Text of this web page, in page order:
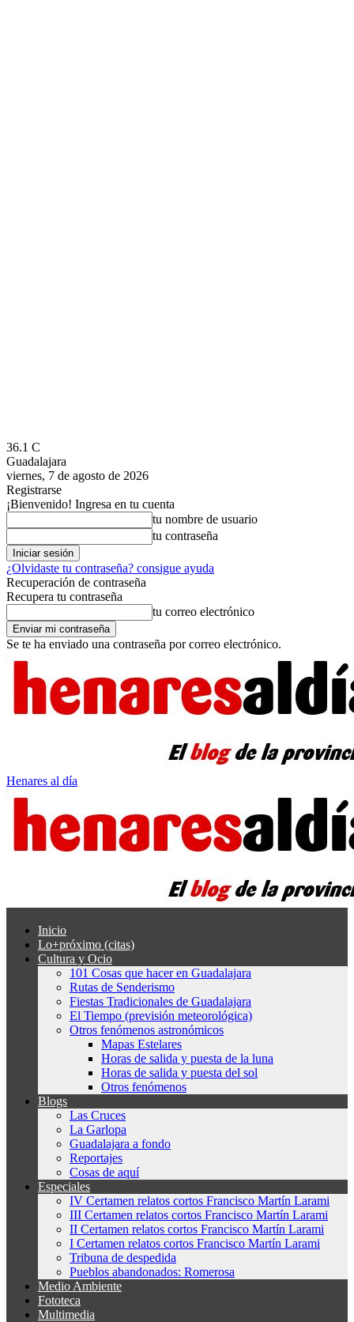
36.1 C
Guadalajara
viernes, 7 de agosto de 2026
Registrarse
¡Bienvenido! Ingresa en tu cuenta
tu nombre de usuario
tu contraseña
¿Olvidaste tu contraseña? consigue ayuda
Recuperación de contraseña
Recupera tu contraseña
tu correo electrónico
Se te ha enviado una contraseña por correo electrónico.
Henares al día
Inicio
Lo+próximo (citas)
Cultura y Ocio
101 Cosas que hacer en Guadalajara
Rutas de Senderismo
Fiestas Tradicionales de Guadalajara
El Tiempo (previsión meteorológica)
Otros fenómenos astronómicos
Mapas Estelares
Horas de salida y puesta de la luna
Horas de salida y puesta del sol
Otros fenómenos
Blogs
Las Cruces
La Garlopa
Guadalajara a fondo
Reportajes
Cosas de aquí
Especiales
IV Certamen relatos cortos Francisco Martín Larami
III Certamen relatos cortos Francisco Martín Larami
II Certamen relatos cortos Francisco Martín Larami
I Certamen relatos cortos Francisco Martín Larami
Tribuna de despedida
Pueblos abandonados: Romerosa
Medio Ambiente
Fototeca
Multimedia